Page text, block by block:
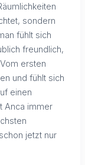
sondern
fühlt sich
freundlich,
ersten
und fühlt sich
einen
Anca immer
jetzt nur